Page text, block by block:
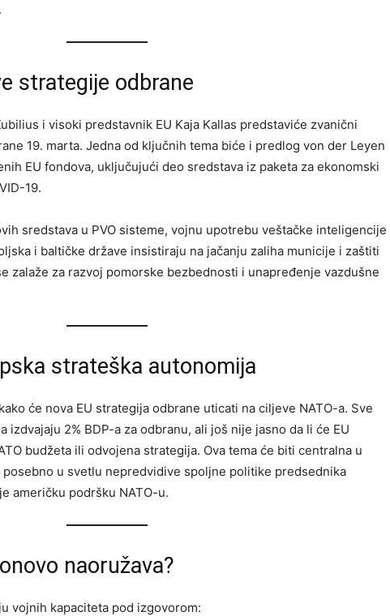
strategije odbrane
i visoki predstavnik EU Kaja Kallas predstaviće zvanični
19. marta. Jedna od ključnih tema biće i predlog von der Leyen
EU fondova, uključujući deo sredstava iz paketa za ekonomski
19.
sredstava u PVO sisteme, vojnu upotrebu veštačke inteligencije
i baltičke države insistiraju na jačanju zaliha municije i zaštiti
zalaže za razvoj pomorske bezbednosti i unapređenje vazdušne
strateška autonomija
će nova EU strategija odbrane uticati na ciljeve NATO-a. Sve
izdvajaju 2% BDP-a za odbranu, ali još nije jasno da li će EU
budžeta ili odvojena strategija. Ova tema će biti centralna u
posebno u svetlu nepredvidive spoljne politike predsednika
američku podršku NATO-u.
naoružava?
vojnih kapaciteta pod izgovorom: